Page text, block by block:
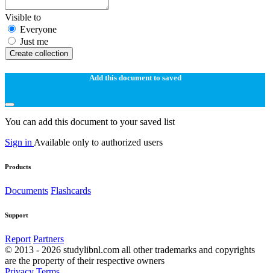
Visible to
Everyone
Just me
Create collection
Add this document to saved
You can add this document to your saved list
Sign in Available only to authorized users
Products
Documents Flashcards
Support
Report Partners
© 2013 - 2026 studylibnl.com all other trademarks and copyrights
are the property of their respective owners